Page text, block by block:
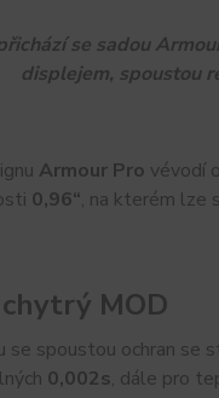
se sadou
displejem, spoustou
Armour Pro vévodí
0,96“, na kterém lze
MOD
se spoustou ochran se
0,002s, dále pro